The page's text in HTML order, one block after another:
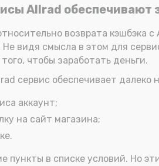
Allrad обеспечивают
возврата кэшбэка
Не видя смысла в этом для
чтобы заработать деньги.
сервис обеспечивает
аккаунт;
на сайт магазина;
пункты в списке условий. Но